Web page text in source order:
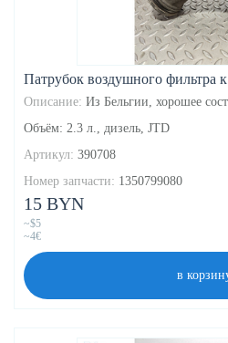
Патрубок воздушного фильтра
Описание: Из Бельгии, хорошее
Объём: 2.3 л., дизель, JTD
Артикул: 390708
Номер запчасти: 1350799080
15 BYN
~$5
~4€
в